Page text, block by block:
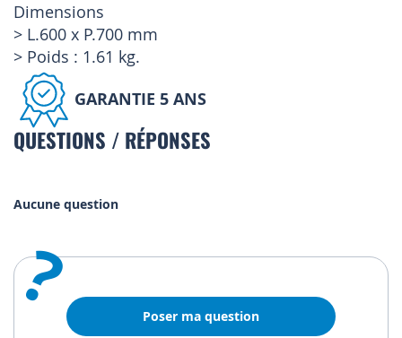
Dimensions
> L.600 x P.700 mm
> Poids : 1.61 kg.
GARANTIE 5 ANS
QUESTIONS / RÉPONSES
Aucune question
? Poser ma question